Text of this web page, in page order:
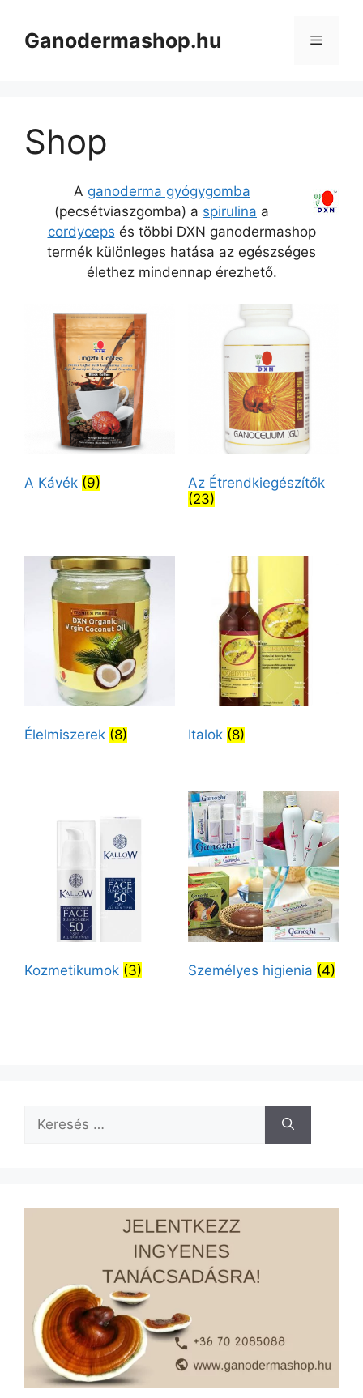
tartalomba
Ganodermashop.hu Menü
Shop
A ganoderma gyógygomba
(pecsétviaszgomba) a spirulina a
cordyceps és többi DXN ganodermashop
termék különleges hatása az egészséges
élethez mindennap érezhető.
A Kávék (9)
Az Étrendkiegészítők
(23)
Élelmiszerek (8) Italok (8)
Kozmetikumok (3) Személyes higienia (4)
Keresés: